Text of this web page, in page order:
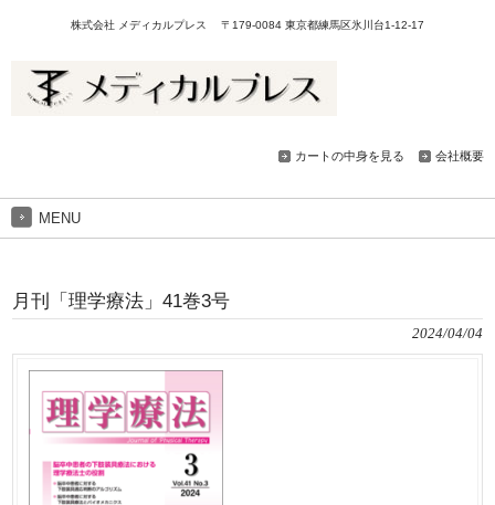
株式会社 メディカルプレス 〒179-0084 東京都練馬区氷川台1-12-17
カートの中身を見る 会社概要
MENU
月刊「理学療法」41巻3号
2024/04/04